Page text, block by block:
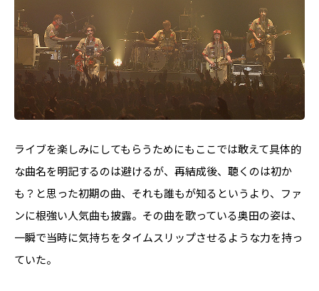
ライブを楽しみにしてもらうためにもここでは敢えて具体的
な曲名を明記するのは避けるが、再結成後、聴くのは初か
も？と思った初期の曲、それも誰もが知るというより、ファ
ンに根強い人気曲も披露。その曲を歌っている奥田の姿は、
一瞬で当時に気持ちをタイムスリップさせるような力を持っ
ていた。